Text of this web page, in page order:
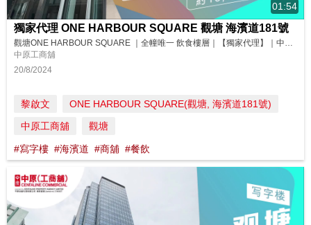
01:54
獨家代理 ONE HARBOUR SQUARE 觀塘 海濱道181號
觀塘ONE HARBOUR SQUARE ｜全幢唯一 飲食樓層｜【獨家代理】｜中原工商舖 位於觀塘臨海地段嘅ONE HARBOUR SQUARE，全幢唯一嘅飲食樓層連特大平台，絕對適合各類餐飲同宴會場所進駐！想睇睇現場環境？即刻去片！ 請即聯絡中原(工商舖)了解更多詳情！ 楊小姐 Grace Yeung (E-474908) 9622 3521 📱 https://wa.me/85296...
中原工商舖
20/8/2024
黎啟文
ONE HARBOUR SQUARE(觀塘, 海濱道181號)
中原工商舖
觀塘
#寫字樓 #海濱道 #商舖 #餐飲